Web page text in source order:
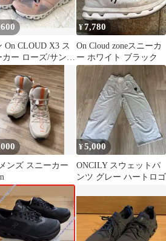
On CLOUD X3 ス
カー ローズ/サン
ンニングシュー
¥7,780
On Cloud zoneスニーカ
ー ホワイト ブラック
ンズ スニーカー
¥5,000
ONCILY スウェットパ
ンツ グレー ハートロゴ